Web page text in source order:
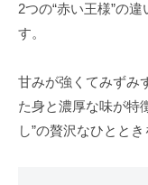
2つの“赤い王様”の
す。
甘みが強くてみずみ
た身と濃厚な味が特
し”の贅沢なひとと